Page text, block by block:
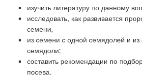
изучить литературу по данному
исследовать, как развивается
семени,
из семени с одной семядолей и
семядоли;
составить рекомендации по
посева.